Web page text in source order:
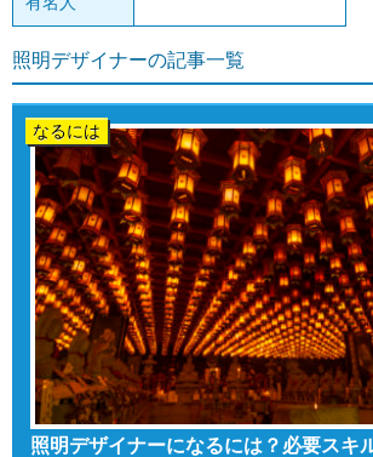
有名人
照明デザイナーの記事一覧
なるには
照明デザイナーになるには？必要スキ